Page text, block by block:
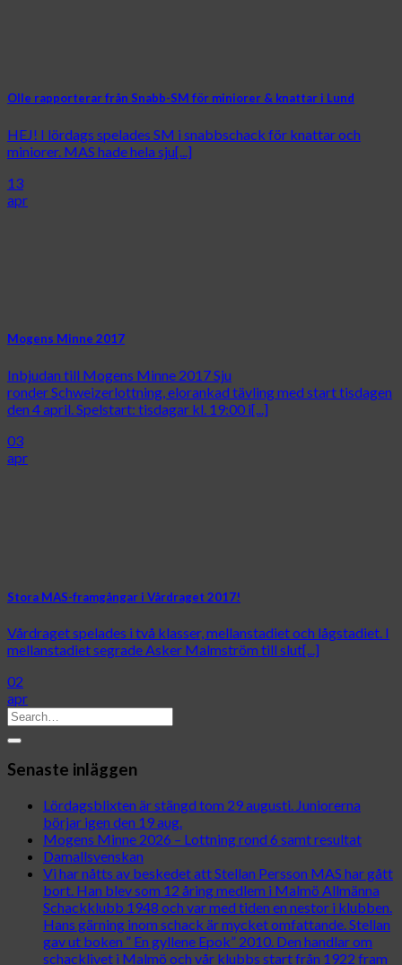
Olle rapporterar från Snabb-SM för miniorer & knattar i Lund
HEJ! I lördags spelades SM i snabbschack för knattar och
miniorer. MAS hade hela sju[...]
13
apr
Mogens Minne 2017
Inbjudan till Mogens Minne 2017 Sju
ronder Schweizerlottning, elorankad tävling med start tisdagen
den 4 april. Spelstart: tisdagar kl. 19:00 i[...]
03
apr
Stora MAS-framgångar i Vårdraget 2017!
Vårdraget spelades i två klasser, mellanstadiet och lågstadiet. I
mellanstadiet segrade Asker Malmström till slut[...]
02
apr
Senaste inläggen
Lördagsblixten är stängd tom 29 augusti. Juniorerna
börjar igen den 19 aug.
Mogens Minne 2026 – Lottning rond 6 samt resultat
Damallsvenskan
Vi har nåtts av beskedet att Stellan Persson MAS har gått
bort. Han blev som 12 åring medlem i Malmö Allmänna
Schackklubb 1948 och var med tiden en nestor i klubben.
Hans gärning inom schack är mycket omfattande. Stellan
gav ut boken ” En gyllene Epok” 2010. Den handlar om
schacklivet i Malmö och vår klubbs start från 1922 fram